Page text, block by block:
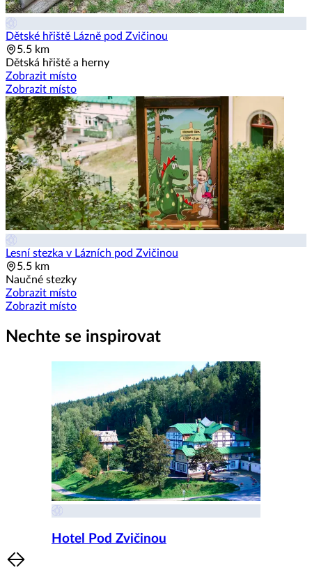
Dětské hřiště Lázně pod Zvičinou
5.5 km
Dětská hřiště a herny
Zobrazit místo
Zobrazit místo
Lesní stezka v Lázních pod Zvičinou
5.5 km
Naučné stezky
Zobrazit místo
Zobrazit místo
Nechte se inspirovat
Hotel Pod Zvičinou
Item